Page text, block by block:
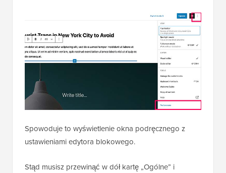
Spowoduje to wyświetlenie okna podręcznego z
ustawieniami edytora blokowego.
Stąd musisz przewinąć w dół kartę „Ogólne” i